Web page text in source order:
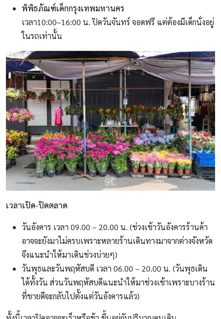
พิพิธภัณฑ์เด็กกรุงเทพมหานคร
เวลา10:00–16:00 น. ปิดวันจันทร์ จอดฟรี แต่ต้องมีเด็กนั่งอยู่
ในรถเท่านั้น
เวลาเปิด-ปิดตลาด
วันอังคาร เวลา 09.00 – 20.00 น. (ช่วงเช้าวันอังคารร้านค้า
อาจจะยังมาไม่ครบเพราะหลายร้านเดินทางมาจากต่างจังหวัด
จึงแนะนำให้มาเดินช่วงบ่ายๆ)
วันพุธและวันพฤหัสบดี เวลา 06.00 – 20.00 น. (วันพุธเดิน
ได้ทั้งวัน ส่วนวันพฤหัสบดีแนะนำให้มาช่วงเช้าเพราะบางร้าน
ที่ขายดีจะกลับไปตั้งแต่วันอังคารแล้ว)